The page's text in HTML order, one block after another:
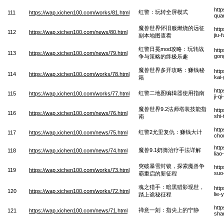
111 https://wap.xichen100.com/works/81.html 红警：玩转全屏模式
112 https://wap.xichen100.com/news/80.html
魔兽世界怀旧服燃烧的远征
副本地图查看
jiu-
113 https://wap.xichen100.com/news/79.html
红警日冕mod攻略：玩转战
争与策略的终极乐趣
114 https://wap.xichen100.com/works/78.html
魔兽世界多开攻略：赚钱秘
籍
kai-
115 https://wap.xichen100.com/works/77.html 红警二地图编辑器使用指南
ji-
116 https://wap.xichen100.com/news/76.html
魔兽世界9.2法师塔装技能指
南
shi-
117 https://wap.xichen100.com/news/75.html 红警2尤里复仇：赚钱大计
118 https://wap.xichen100.com/news/74.html 魔兽9.1奶骑治疗手法详解
119 https://wap.xichen100.com/works/73.html
突破暴雪封锁，探索魔兽争
霸重启的新征程
120 https://wap.xichen100.com/works/72.html
魂之猎手：暗黑猎影现世，
踏上诡秘征程
lie-
121 https://wap.xichen100.com/news/71.html 禅意一刻：指尖上的宁静